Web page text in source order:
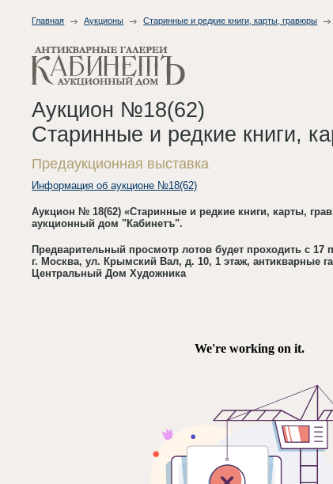
Главная Аукционы Старинные и редкие книги, карты, гравюры
Аукцион №18(62)
Старинные и редкие книги,
Предаукционная выставка
Информация об аукционе №18(62)
Аукцион № 18(62) «Старинные и редкие книги, карты,
аукционный дом "Кабинетъ".
Предварительный просмотр лотов будет проходить с 17
г. Москва, ул. Крымский Вал, д. 10, 1 этаж, антикварные
Центральный Дом Художника